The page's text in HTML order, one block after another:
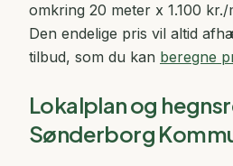
omkring 20 meter x 1.100
Den endelige pris vil altid
tilbud, som du kan beregne
Lokalplan og
Sønderborg